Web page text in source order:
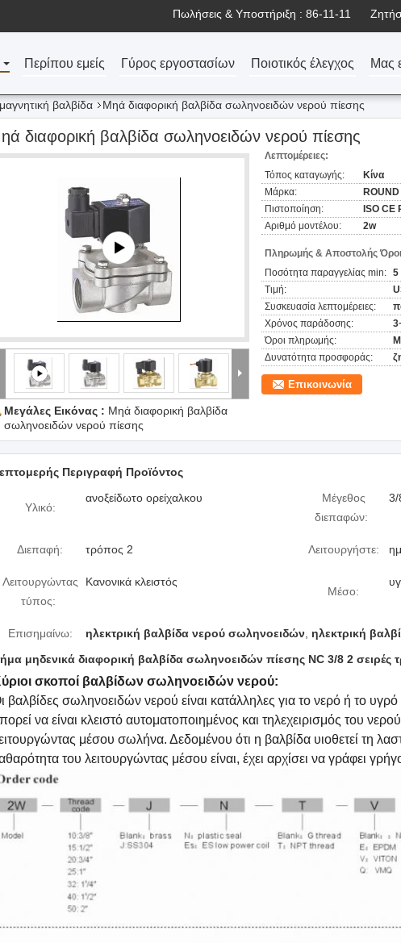
Πωλήσεις & Υποστήριξη : 86-11-11
Περίπου εμείς Γύρος εργοστασίων Ποιοτικός έλεγχος Μας
βαλβίδα Μηά διαφορική βαλβίδα σωληνοειδών νερού πίεσης
διαφορική βαλβίδα σωληνοειδών νερού πίεσης
Μεγάλες Εικόνας : Μηά διαφορική βαλβίδα
σωληνοειδών νερού πίεσης
Λεπτομέρειες:
Τόπος καταγωγής:
Κίνα
Μάρκα:
Πιστοποίηση:
ISO CE
Αριθμό μοντέλου:
2w
Πληρωμής & Αποστολής
Ποσότητα παραγγελίας min: 5
Τιμή:
Συσκευασία λεπτομέρειες:
Χρόνος παράδοσης:
Όροι πληρωμής:
Δυνατότητα προσφοράς:
Επικοινωνία
Περιγραφή Προϊόντος
Υλικό:
ανοξείδωτο ορείχαλκου
Μέγεθος
διεπαφών:
3/
Διεπαφή: τρόπος 2 Λειτουργήστε:
Λειτουργώντας
τύπος:
Κανονικά κλειστός
Μέσο:
Επισημαίνω: ηλεκτρική βαλβίδα νερού σωληνοειδών ηλεκτρική
μηδενικά διαφορική βαλβίδα σωληνοειδών πίεσης NC 3/8 2 σειρές
σκοποί βαλβίδων σωληνοειδών νερού:
βαλβίδες σωληνοειδών νερού είναι κατάλληλες για το νερό ή το
να είναι κλειστό αυτοματοποιημένος και τηλεχειρισμός του
μέσου σωλήνα. Δεδομένου ότι η βαλβίδα υιοθετεί τη
του λειτουργώντας μέσου είναι, έχει αρχίσει να γράφει